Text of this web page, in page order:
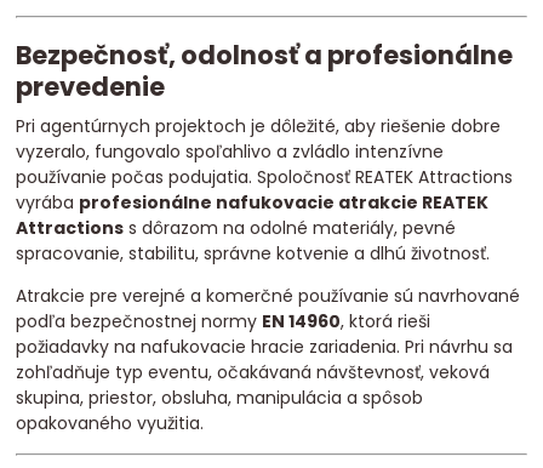
Bezpečnosť, odolnosť a profesionálne
prevedenie
Pri agentúrnych projektoch je dôležité, aby riešenie dobre
vyzeralo, fungovalo spoľahlivo a zvládlo intenzívne
používanie počas podujatia. Spoločnosť REATEK Attractions
vyrába profesionálne nafukovacie atrakcie REATEK
Attractions s dôrazom na odolné materiály, pevné
spracovanie, stabilitu, správne kotvenie a dlhú životnosť.
Atrakcie pre verejné a komerčné používanie sú navrhované
podľa bezpečnostnej normy EN 14960, ktorá rieši
požiadavky na nafukovacie hracie zariadenia. Pri návrhu sa
zohľadňuje typ eventu, očakávaná návštevnosť, veková
skupina, priestor, obsluha, manipulácia a spôsob
opakovaného využitia.